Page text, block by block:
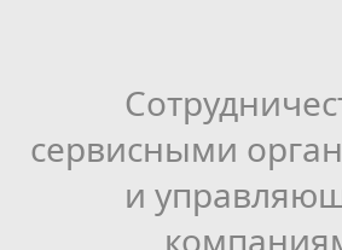
сервисными
и